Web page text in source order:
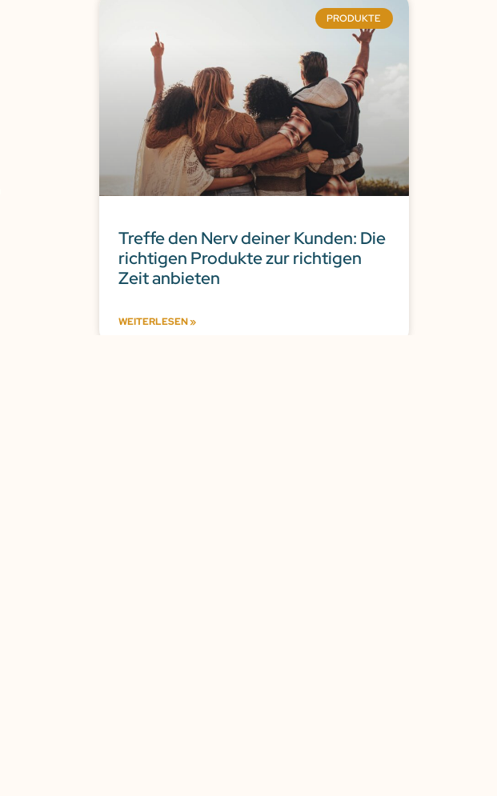
PRODUKTE
Treffe den Nerv deiner Kunden: Die
richtigen Produkte zur richtigen
Zeit anbieten
WEITERLESEN »